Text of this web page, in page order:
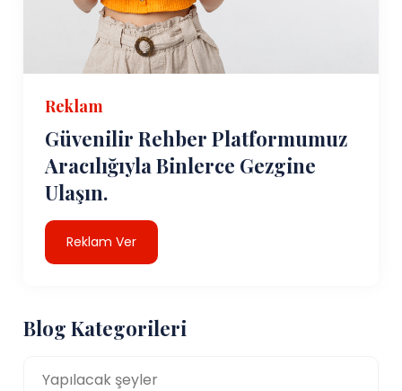
Reklam
Güvenilir Rehber Platformumuz
Aracılığıyla Binlerce Gezgine
Ulaşın.
Reklam Ver
Blog Kategorileri
Yapılacak şeyler